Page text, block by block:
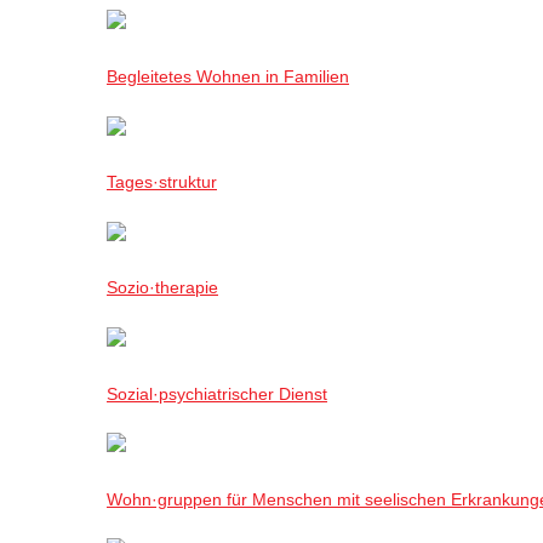
Begleitetes Wohnen in Familien
Tages·struktur
Sozio·therapie
Sozial·psychiatrischer Dienst
Wohn·gruppen für Menschen mit seelischen